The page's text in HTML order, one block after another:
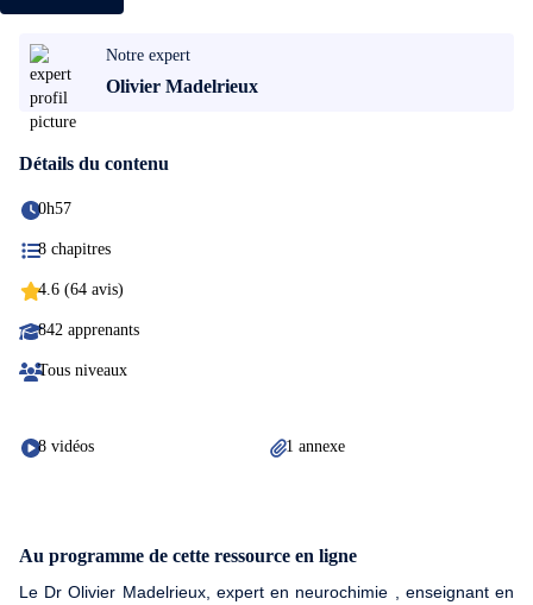
Notre expert
Olivier Madelrieux
Détails du contenu
0h57
8 chapitres
4.6 (64 avis)
842 apprenants
Tous niveaux
8 vidéos 1 annexe
Au programme de cette ressource en ligne
Le Dr Olivier Madelrieux, expert en neurochimie , enseignant en